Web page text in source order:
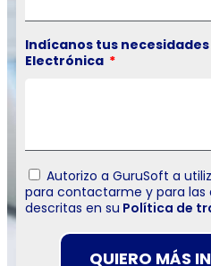
Indícanos tus
Electrónica
Autorizo a GuruSoft a
para contactarme y para las
descritas en su Política de
QUIERO MÁS